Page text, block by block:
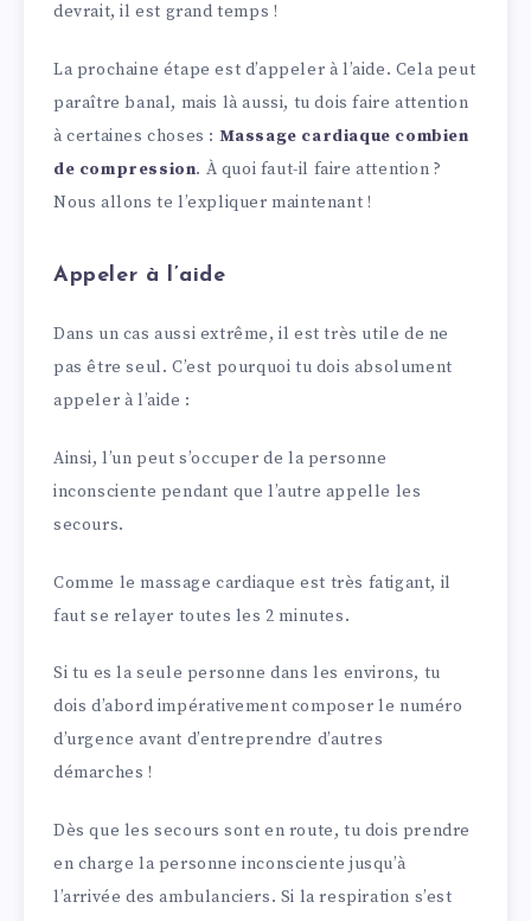
devrait, il est grand temps !
La prochaine étape est d’appeler à l’aide. Cela peut
paraître banal, mais là aussi, tu dois faire attention
à certaines choses : Massage cardiaque combien
de compression. À quoi faut-il faire attention ?
Nous allons te l’expliquer maintenant !
Appeler à l’aide
Dans un cas aussi extrême, il est très utile de ne
pas être seul. C’est pourquoi tu dois absolument
appeler à l’aide :
Ainsi, l’un peut s’occuper de la personne
inconsciente pendant que l’autre appelle les
secours.
Comme le massage cardiaque est très fatigant, il
faut se relayer toutes les 2 minutes.
Si tu es la seule personne dans les environs, tu
dois d’abord impérativement composer le numéro
d’urgence avant d’entreprendre d’autres
démarches !
Dès que les secours sont en route, tu dois prendre
en charge la personne inconsciente jusqu’à
l’arrivée des ambulanciers. Si la respiration s’est